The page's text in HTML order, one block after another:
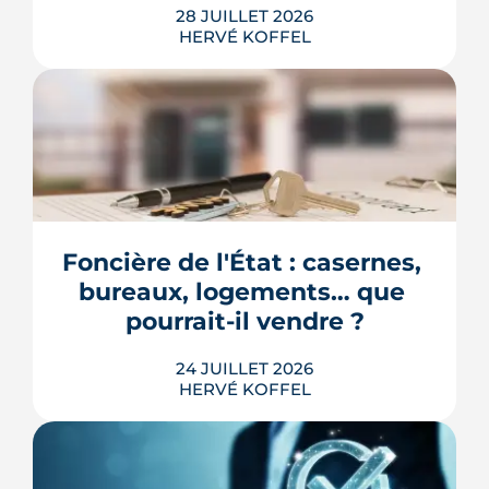
28 JUILLET 2026
HERVÉ KOFFEL
Longtemps clos derrière les murs de
l'hôpital Guillaume-Régnier, le Bois-
Perrin s'ouvre enfin sur la ville. La
redessinera tout un pan du quartier
Jeanne-d'Arc jusqu'en 2030.
LIRE L'ARTICLE
Foncière de l'État : casernes,
bureaux, logements… que
pourrait-il vendre ?
24 JUILLET 2026
HERVÉ KOFFEL